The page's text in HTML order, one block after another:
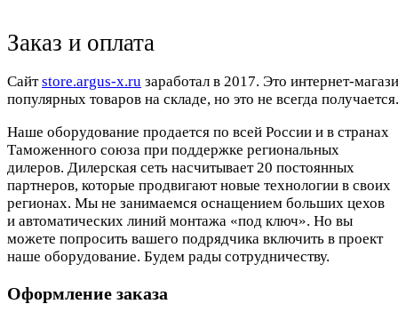
Заказ и оплата
Cайтstore.argus-x.ru заработал в 2017. Это интернет-
популярных товаров на складе, но это не всегда
Наше оборудование продается по всей России и в странах
Таможенного союза при поддержке региональных
дилеров. Дилерская сеть насчитывает 20 постоянных
партнеров, которые продвигают новые технологии в своих
регионах. Мы не занимаемся оснащением больших цехов
и автоматических линий монтажа «под ключ». Но вы
можете попросить вашего подрядчика включить в проект
наше оборудование. Будем рады сотрудничеству.
Оформление заказа